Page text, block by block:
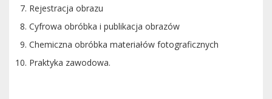
Rejestracja obrazu
Cyfrowa obróbka i publikacja obrazów
Chemiczna obróbka materiałów fotograficznych
Praktyka zawodowa.